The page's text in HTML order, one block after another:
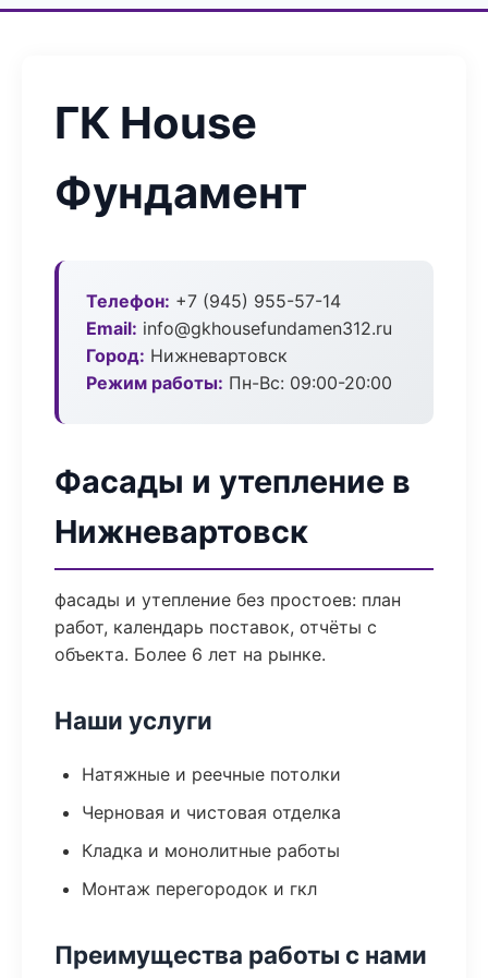
ГК House
Фундамент
Телефон: +7 (945) 955-57-14
Email: info@gkhousefundamen312.ru
Город: Нижневартовск
Режим работы: Пн-Вс: 09:00-20:00
Фасады и утепление в
Нижневартовск
фасады и утепление без простоев: план
работ, календарь поставок, отчёты с
объекта. Более 6 лет на рынке.
Наши услуги
Натяжные и реечные потолки
Черновая и чистовая отделка
Кладка и монолитные работы
Монтаж перегородок и гкл
Преимущества работы с нами